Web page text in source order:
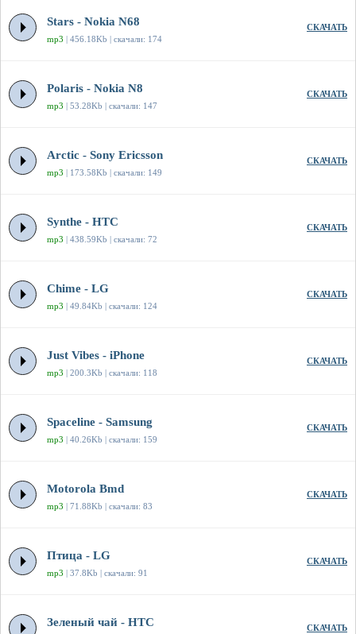
Stars - Nokia N68
mp3 | 456.18Kb | скачали: 174
СКАЧАТЬ
Polaris - Nokia N8
mp3 | 53.28Kb | скачали: 147
СКАЧАТЬ
Arctic - Sony Ericsson
mp3 | 173.58Kb | скачали: 149
СКАЧАТЬ
Synthe - HTC
mp3 | 438.59Kb | скачали: 72
СКАЧАТЬ
Chime - LG
mp3 | 49.84Kb | скачали: 124
СКАЧАТЬ
Just Vibes - iPhone
mp3 | 200.3Kb | скачали: 118
СКАЧАТЬ
Spaceline - Samsung
mp3 | 40.26Kb | скачали: 159
СКАЧАТЬ
Motorola Bmd
mp3 | 71.88Kb | скачали: 83
СКАЧАТЬ
Птица - LG
mp3 | 37.8Kb | скачали: 91
СКАЧАТЬ
Зеленый чай - HTC СКАЧАТЬ